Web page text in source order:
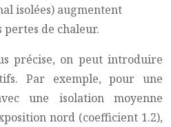
isolées) augmentent
de chaleur.
précise, on peut introduire
Par exemple, pour une
une isolation moyenne
nord (coefficient 1.2),